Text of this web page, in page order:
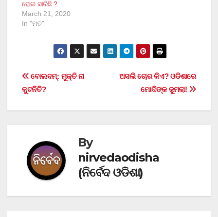
ହୋଇ ସାରିଛି ?
March 21, 2020
In "ମତ"
Post
navigation
ଅସଲି ଚୋର କିଏ? ଓଡିଶାରେ
ମୋଦିଙ୍କ ଜୁମଲା!
ବୋଲବମ୍: ମୁକ୍ତି ନା
କୁଟନିତି?
By
nirvedaodisha
(ନିର୍ବେଦ ଓଡିଶା)